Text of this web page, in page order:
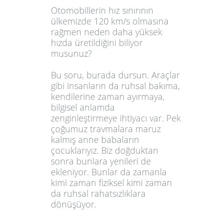
Otomobillerin hız sınırının
ülkemizde 120 km/s olmasına
rağmen neden daha yüksek
hızda üretildiğini biliyor
musunuz?
Bu soru, burada dursun. Araçlar
gibi insanların da ruhsal bakıma,
kendilerine zaman ayırmaya,
bilgisel anlamda
zenginleştirmeye ihtiyacı var. Pek
çoğumuz travmalara maruz
kalmış anne babaların
çocuklarıyız. Biz doğduktan
sonra bunlara yenileri de
ekleniyor. Bunlar da zamanla
kimi zaman fiziksel kimi zaman
da ruhsal rahatsızlıklara
dönüşüyor.